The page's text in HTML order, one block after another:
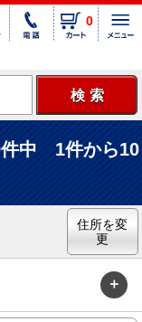
0
件中 1件から10
住所を変
更